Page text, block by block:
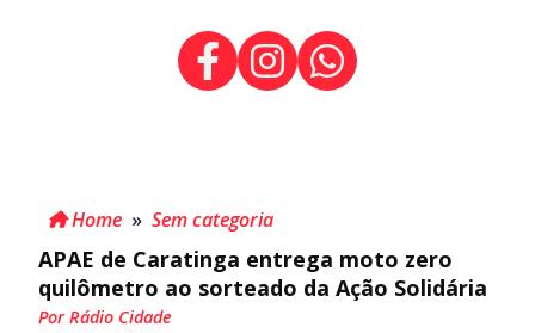
Home » Sem categoria
APAE de Caratinga entrega moto zero
quilômetro ao sorteado da Ação Solidária
Por Rádio Cidade